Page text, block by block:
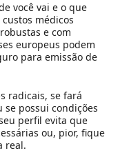
você vai e o que
custos médicos
e com
europeus podem
para emissão de
radicais, se fará
possui condições
perfil evita que
ou, pior, fique
real.